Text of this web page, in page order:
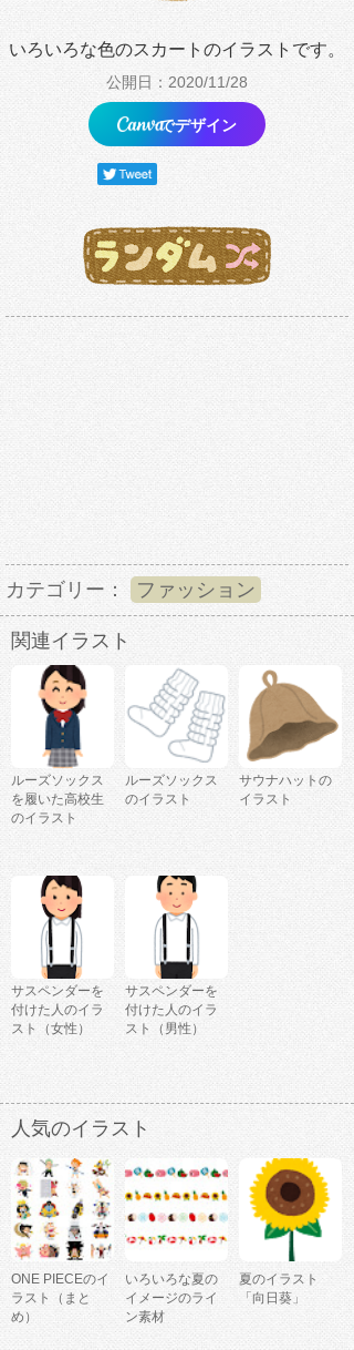
いろいろな色のスカートのイラストです。
公開日：2020/11/28
でデザイン
カテゴリー： ファッション
関連イラスト
ルーズソックス
を履いた高校生
のイラスト
ルーズソックス
のイラスト
サウナハットの
イラスト
サスペンダーを
付けた人のイラ
スト（女性）
サスペンダーを
付けた人のイラ
スト（男性）
人気のイラスト
ONE PIECEのイ
ラスト（まと
め）
いろいろな夏の
イメージのライ
ン素材
夏のイラスト
「向日葵」